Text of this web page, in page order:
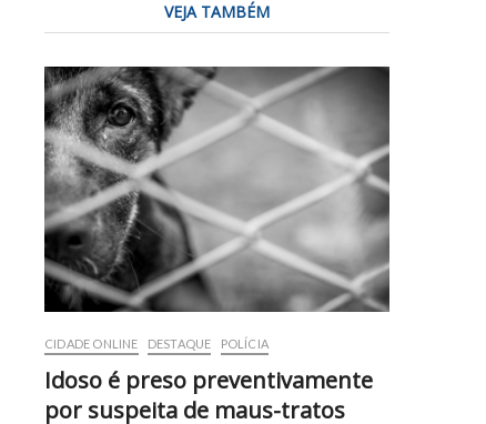
VEJA TAMBÉM
CIDADE ONLINE DESTAQUE POLÍCIA
Idoso é preso preventivamente
por suspeita de maus-tratos